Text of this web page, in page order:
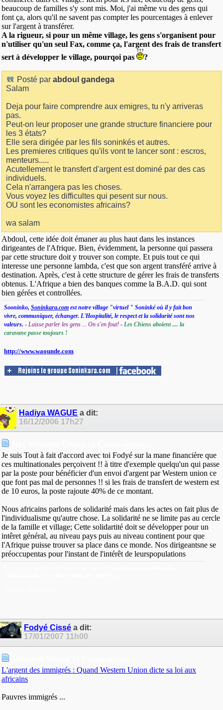
beaucoup de familles s'y sont mis. Moi, j'ai même vu des gens qui
font ça, alors qu'il ne savent pas compter les pourcentages à enlever
sur l'argent à transférer.
A la rigueur, si pour un même village, les gens s'organisent pour
n'utiliser qu'un seul Fax, comme ça, l'argent des frais de transfert
sert à développer le village, pourqoi pas
?
Posté par abdoul gandega
Salam
Deja pour faire comprendre aux emigres, tu n'y arriveras
pas.
Peut-on leur proposer une grande structure financiere pour
les 3 états?
Elle sera dirigée par les fils soninkés et autres.
Les premieres critiques qu'ils vont te lancer sont : escros,
menteurs.....
Acutellement le transfert d'argent est dominé par des cas
individuels.
Cela n'arrangera pas les choses.
Vous voyez les difficultes qui pesent sur nous.
OU sont les economistes africains?
wa salam
Abdoul, cette idée doit émaner au plus haut dans les instances
dirigeantes de l'Afrique. Bien, évidemment, la personne qui passera
par cette structure doit y trouver son compte. Et puis tout ce qui
interesse une personne lambda, c'est que son argent transféré arrive à
destination. Après, c'est à cette structure de gérer les frais de transferts
obtenus. L'Afrique a bien des banques comme la B.A.D. qui sont
bien gérées et controllées.
Sooninko, Soninkara.com est notre village "virtuel " Soninké où il y fait bon
vivre, communiquer, échanger. L'Hospitalité, le respect et la solidarité sont nos
valeurs. - Laisse parler les gens ... On s'en fout! - Les Chiens aboient .... la
caravane passe toujours !
http://www.waounde.com
Hadiya WAGUE a dit:
16/12/2006 17h27
Je suis Tout à fait d'accord avec toi Fodyé sur la mane financière que
ces multinationales perçoivent !! à titre d'exemple quelqu'un qui passe
par la poste pour bénéficier d'un envoi d'argent par Western union ce
que font pas mal de personnes !! si les frais de transfert de western est
de 10 euros, la poste rajoute 40% de ce montant.
Nous africains parlons de solidarité mais dans les actes on fait plus de
l'individualisme qu'autre chose. La solidarité ne se limite pas au cercle
de la famille et village; Cette solidartité doit se développer pour un
intêret général, au niveau pays puis au niveau continent pour que
l'Afrique puisse trouver sa place dans ce monde. Nos dirigeantsne se
préoccupentas pour l'instant de l'intérêt de leurspopulations
Fodyé Cissé a dit:
17/01/2007 11h00
L'argent des immigrés : Quand Western Union dicte sa loi aux
africains
Pauvres immigrés ...